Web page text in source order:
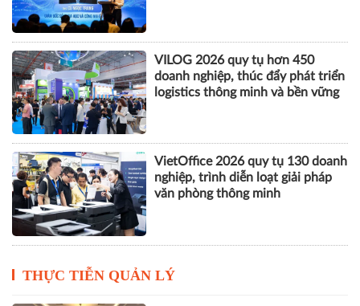
VILOG 2026 quy tụ hơn 450
doanh nghiệp, thúc đẩy phát triển
logistics thông minh và bền vững
VietOffice 2026 quy tụ 130 doanh
nghiệp, trình diễn loạt giải pháp
văn phòng thông minh
THỰC TIỄN QUẢN LÝ